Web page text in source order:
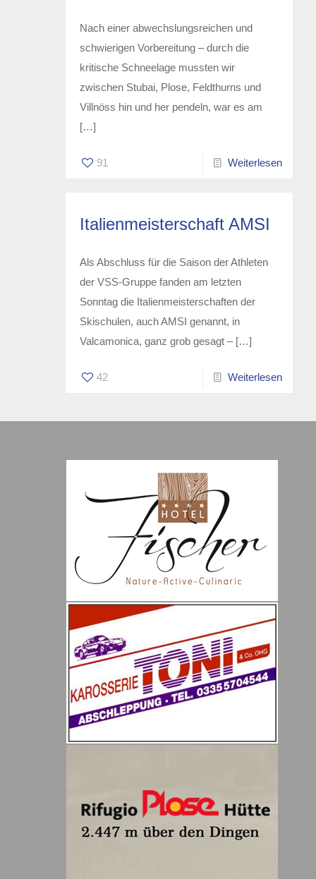
Nach einer abwechslungsreichen und
schwierigen Vorbereitung – durch die
kritische Schneelage mussten wir
zwischen Stubai, Plose, Feldthurns und
Villnöss hin und her pendeln, war es am
[…]
91 Weiterlesen
Italienmeisterschaft AMSI
Als Abschluss für die Saison der Athleten
der VSS-Gruppe fanden am letzten
Sonntag die Italienmeisterschaften der
Skischulen, auch AMSI genannt, in
Valcamonica, ganz grob gesagt –[…]
42 Weiterlesen